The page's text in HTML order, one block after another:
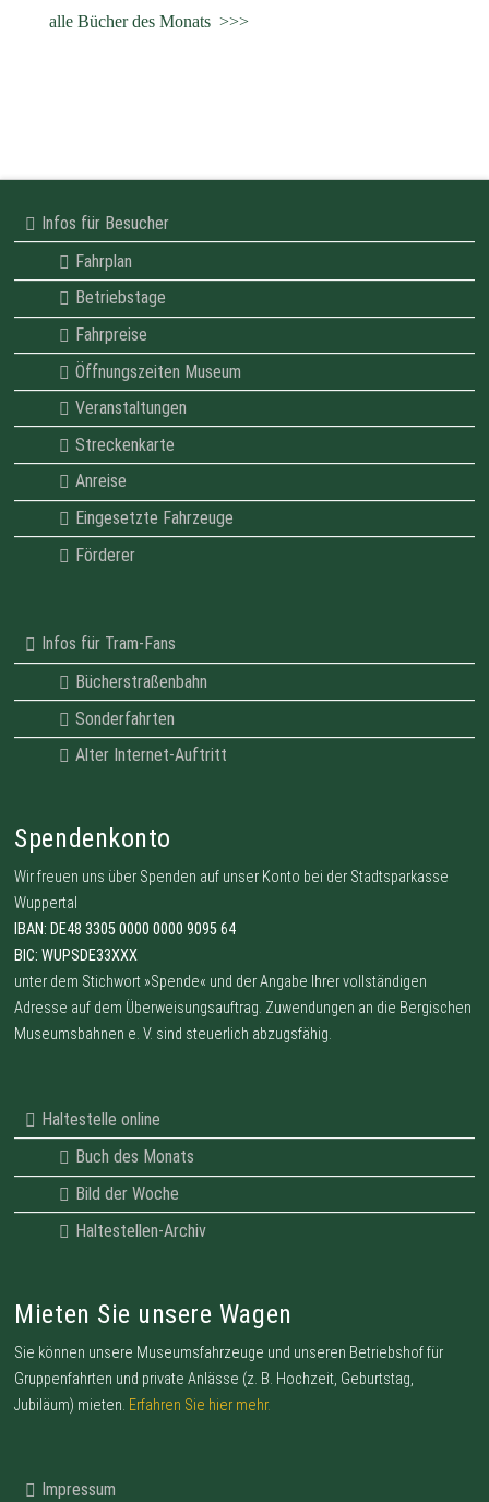
alle Bücher des Monats >>>
Infos für Besucher
Fahrplan
Betriebstage
Fahrpreise
Öffnungszeiten Museum
Veranstaltungen
Streckenkarte
Anreise
Eingesetzte Fahrzeuge
Förderer
Infos für Tram-Fans
Bücherstraßenbahn
Sonderfahrten
Alter Internet-Auftritt
Spendenkonto
Wir freuen uns über Spenden auf unser Konto bei der Stadtsparkasse
Wuppertal
IBAN: DE48 3305 0000 0000 9095 64
BIC: WUPSDE33XXX
unter dem Stichwort »Spende« und der Angabe Ihrer vollständigen
Adresse auf dem Überweisungsauftrag. Zuwendungen an die Bergischen
Museumsbahnen e. V. sind steuerlich abzugsfähig.
Haltestelle online
Buch des Monats
Bild der Woche
Haltestellen-Archiv
Mieten Sie unsere Wagen
Sie können unsere Museumsfahrzeuge und unseren Betriebshof für
Gruppenfahrten und private Anlässe (z. B. Hochzeit, Geburtstag,
Jubiläum) mieten. Erfahren Sie hier mehr.
Impressum